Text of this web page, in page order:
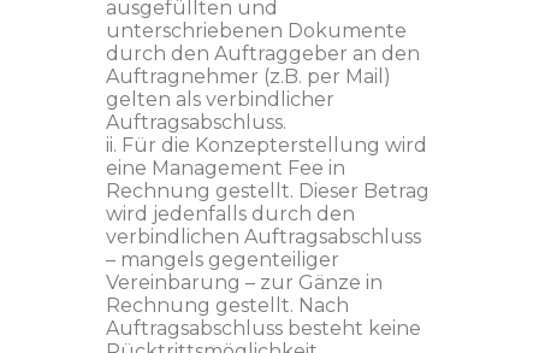
ausgefüllten und
unterschriebenen Dokumente
durch den Auftraggeber an den
Auftragnehmer (z.B. per Mail)
gelten als verbindlicher
Auftragsabschluss.
ii. Für die Konzepterstellung wird
eine Management Fee in
Rechnung gestellt. Dieser Betrag
wird jedenfalls durch den
verbindlichen Auftragsabschluss
– mangels gegenteiliger
Vereinbarung – zur Gänze in
Rechnung gestellt. Nach
Auftragsabschluss besteht keine